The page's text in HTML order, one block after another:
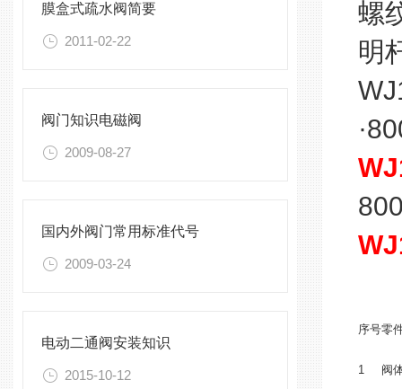
膜盒式疏水阀简要
2011-02-22
阀门知识电磁阀
2009-08-27
国内外阀门常用标准代号
2009-03-24
电动二通阀安装知识
2015-10-12
螺
明
序号零
1
阀